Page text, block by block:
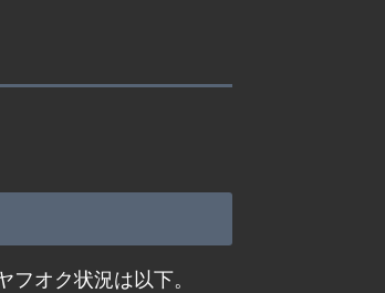
オク状況は以下。